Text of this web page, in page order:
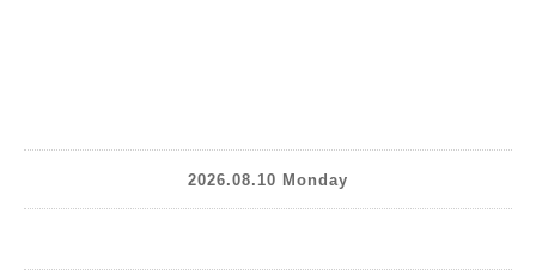
2026.08.10 Monday